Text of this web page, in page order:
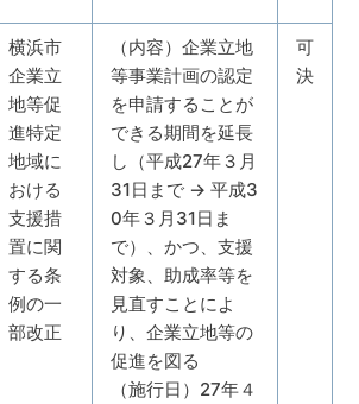
横浜市
企業立
地等促
進特定
地域に
おける
支援措
置に関
する条
例の一
部改正
（内容）企業立地
等事業計画の認定
を申請することが
できる期間を延長
し（平成27年３月
31日まで → 平成3
0年３月31日ま
で）、かつ、支援
対象、助成率等を
見直すことによ
り、企業立地等の
促進を図る
（施行日）27年４
可
決